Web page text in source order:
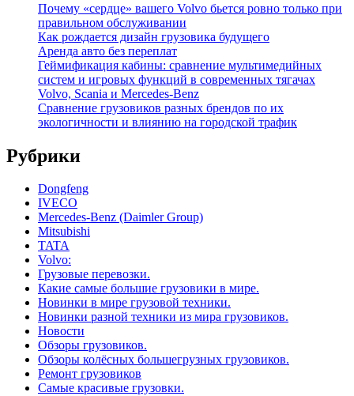
Почему «сердце» вашего Volvo бьется ровно только при
правильном обслуживании
Как рождается дизайн грузовика будущего
Аренда авто без переплат
Геймификация кабины: сравнение мультимедийных
систем и игровых функций в современных тягачах
Volvo, Scania и Mercedes-Benz
Сравнение грузовиков разных брендов по их
экологичности и влиянию на городской трафик
Рубрики
Dongfeng
IVECO
Mercedes-Benz (Daimler Group)
Mitsubishi
TATA
Volvo:
Грузовые перевозки.
Какие самые большие грузовики в мире.
Новинки в мире грузовой техники.
Новинки разной техники из мира грузовиков.
Новости
Обзоры грузовиков.
Обзоры колёсных большегрузных грузовиков.
Ремонт грузовиков
Самые красивые грузовки.